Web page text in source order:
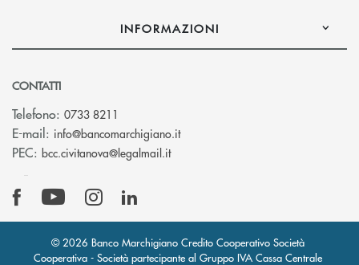
INFORMAZIONI
CONTATTI
Telefono: 0733 8211
E-mail: info@bancomarchigiano.it(si apre l’app di posta
PEC: bcc.civitanova@legalmail.it(si apre l’app di posta elettronica)
© 2026 Banco Marchigiano Credito Cooperativo Società
Cooperativa - Società partecipante al Gruppo IVA Cassa Centrale